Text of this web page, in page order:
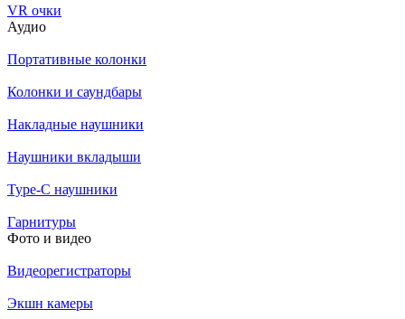
VR очки
Аудио
Портативные колонки
Колонки и саундбары
Накладные наушники
Наушники вкладыши
Type-C наушники
Гарнитуры
Фото и видео
Видеорегистраторы
Экшн камеры